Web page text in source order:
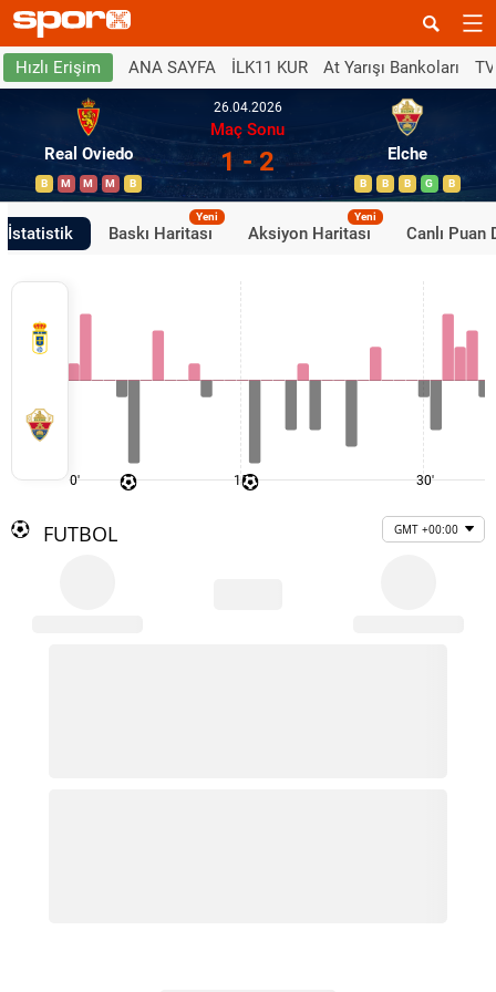
Hızlı Erişim ANA SAYFA İLK11 KUR At Yarışı Bankoları
Real Oviedo
B M M M B
26.04.2026
Maç Sonu
1 - 2 Elche
B B B G B
İstatistik Baskı Haritası
Yeni
Aksiyon Haritası
Yeni
Canlı Puan
0' 15' 30'
FUTBOL GMT +00:00